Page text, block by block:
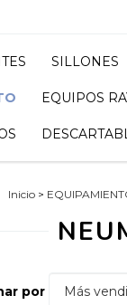
SILLONES
EQUIPOS
Inicio >
por